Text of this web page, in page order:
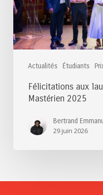
Actualités Étudiants
2025
Félicitations aux
Mastérien 2025
Bertrand
29 juin 2026